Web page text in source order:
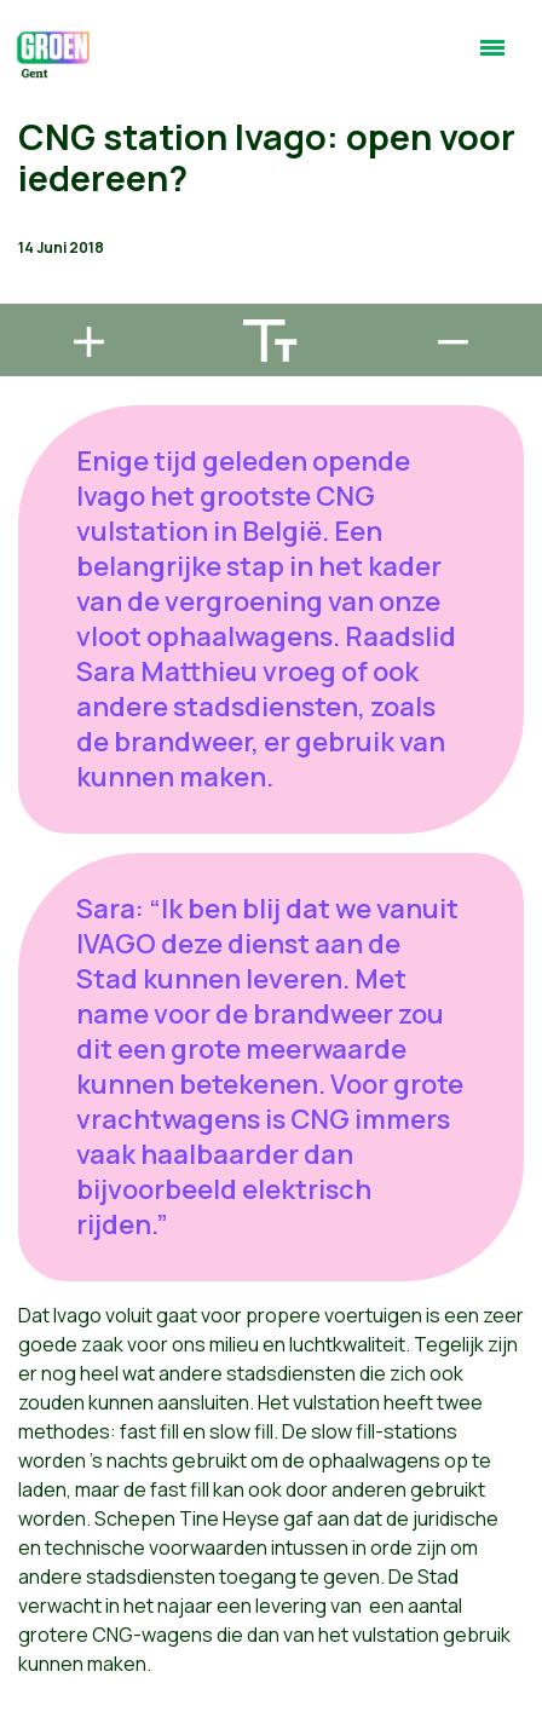
CNG station Ivago: open voor
iedereen?
14 Juni 2018
Enige tijd geleden opende
Ivago het grootste CNG
vulstation in België. Een
belangrijke stap in het kader
van de vergroening van onze
vloot ophaalwagens. Raadslid
Sara Matthieu vroeg of ook
andere stadsdiensten, zoals
de brandweer, er gebruik van
kunnen maken.
Sara: “Ik ben blij dat we vanuit
IVAGO deze dienst aan de
Stad kunnen leveren. Met
name voor de brandweer zou
dit een grote meerwaarde
kunnen betekenen. Voor grote
vrachtwagens is CNG immers
vaak haalbaarder dan
bijvoorbeeld elektrisch
rijden.”
Dat Ivago voluit gaat voor propere voertuigen is een zeer
goede zaak voor ons milieu en luchtkwaliteit. Tegelijk zijn
er nog heel wat andere stadsdiensten die zich ook
zouden kunnen aansluiten. Het vulstation heeft twee
methodes: fast fill en slow fill. De slow fill-stations
worden ’s nachts gebruikt om de ophaalwagens op te
laden, maar de fast fill kan ook door anderen gebruikt
worden. Schepen Tine Heyse gaf aan dat de juridische
en technische voorwaarden intussen in orde zijn om
andere stadsdiensten toegang te geven. De Stad
verwacht in het najaar een levering van een aantal
grotere CNG-wagens die dan van het vulstation gebruik
kunnen maken.